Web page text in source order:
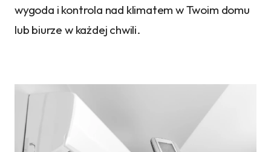
wygoda i kontrola nad klimatem w Twoim domu
lub biurze w każdej chwili.